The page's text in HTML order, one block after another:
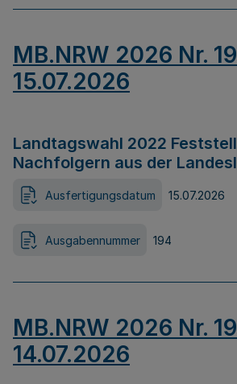
MB.NRW 2026 Nr.
15.07.2026
Landtagswahl 2022
Nachfolgern aus der
Ausfertigungsdatum 15.07.2026
Ausgabennummer 194
MB.NRW 2026 Nr.
14.07.2026